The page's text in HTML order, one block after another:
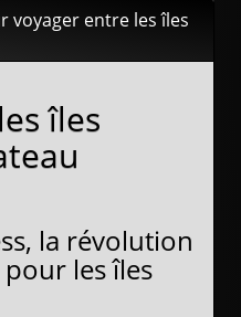
voyager entre les îles
îles
la révolution
les îles